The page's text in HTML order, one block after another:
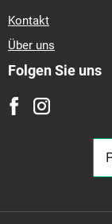
Kontakt
Über uns
Folgen Sie uns